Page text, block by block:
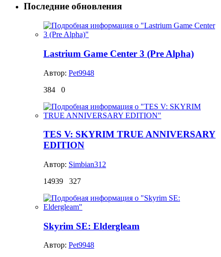
Последние обновления
Lastrium Game Center 3 (Pre Alpha)
Автор: Pet9948
384
0
TES V: SKYRIM TRUE ANNIVERSARY
EDITION
Автор: Simbian312
14939
327
Skyrim SE: Eldergleam
Автор: Pet9948